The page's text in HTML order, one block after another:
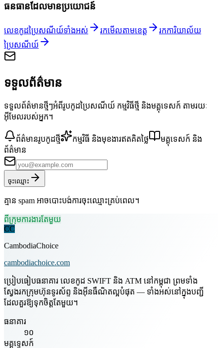
ធនធានដែលមានប្រយោជន៍
លេខកូដប្រៃសណីយ៍ទាំងអស់ រកមើលតាមខេត្ត
រកការិយាល័យ
ប្រៃសណីយ៍
ទទួលព័ត៌មាន
ទទួលព័ត៌មានថ្មីៗអំពីរូបកូដប្រៃសណីយ៍ កម្មវិធីថ្មី និងមគ្គុទេសក៍ តាមរយៈ
អ៊ីមែលរបស់អ្នក។
ព័ត៌មានរូបកូដថ្មី កម្មវិធី និងមុខងារឥតគិតថ្លៃ
មគ្គុទេសក៍ និង
ព័ត៌មាន
ចុះឈ្មោះ
គ្មាន spam អាចបោះបង់ការចុះឈ្មោះគ្រប់ពេល។
ពីក្រុមការងារតែមួយ
CC
CambodiaChoice
cambodiachoice.com
ប្រៀបធៀបធនាគារ លេខកូដ SWIFT និង ATM នៅកម្ពុជា ព្រមទាំង
ស្វែងរកក្រុមហ៊ុនទូរស័ព្ទ និងអ៊ីនធឺណិតល្អបំផុត — ទាំងអស់នៅក្នុងបញ្ជី
ដែលគួរឱ្យទុកចិត្តតែមួយ។
ធនាគារ
១០
មគ្គុទ្ទេសក៍